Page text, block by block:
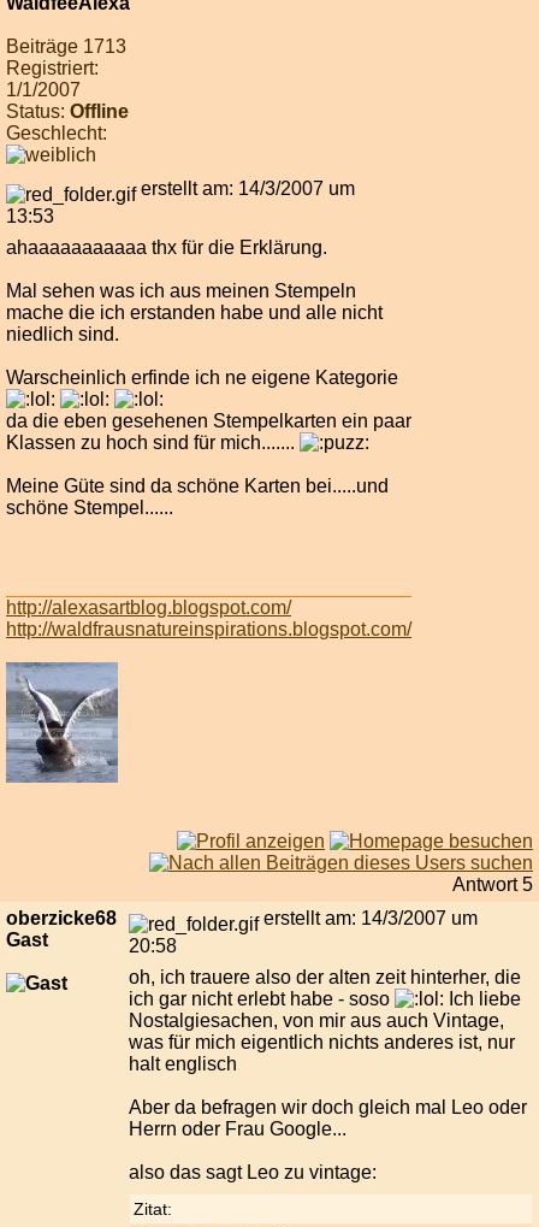
Beiträge 1713
Registriert:
1/1/2007
Status: Offline
Geschlecht:
erstellt am: 14/3/2007 um
13:53
ahaaaaaaaaaaa thx für die Erklärung.
Mal sehen was ich aus meinen Stempeln
mache die ich erstanden habe und alle nicht
niedlich sind.
Warscheinlich erfinde ich ne eigene Kategorie
da die eben gesehenen Stempelkarten ein paar
Klassen zu hoch sind für mich.......
Meine Güte sind da schöne Karten bei.....und
schöne Stempel......
http://alexasartblog.blogspot.com/
http://waldfrausnatureinspirations.blogspot.com/
Antwort 5
oberzicke68
Gast
erstellt am: 14/3/2007 um
20:58
oh, ich trauere also der alten zeit hinterher, die
ich gar nicht erlebt habe - soso
Ich liebe
Nostalgiesachen, von mir aus auch Vintage,
was für mich eigentlich nichts anderes ist, nur
halt englisch
Aber da befragen wir doch gleich mal Leo oder
Herrn oder Frau Google...
also das sagt Leo zu vintage:
Zitat: